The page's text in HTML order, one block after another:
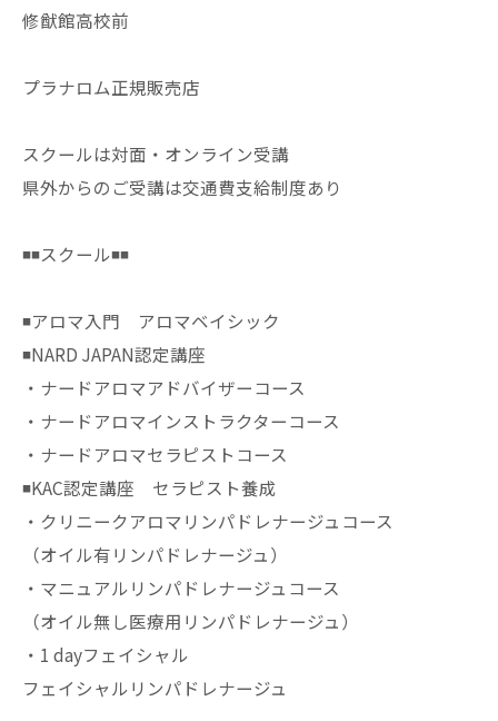
修猷館高校前
プラナロム正規販売店
スクールは対面・オンライン受講
県外からのご受講は交通費支給制度あり
◾️◾️スクール◾️◾️
◾️アロマ入門 アロマベイシック
◾️NARD JAPAN認定講座
・ナードアロマアドバイザーコース
・ナードアロマインストラクターコース
・ナードアロマセラピストコース
◾️KAC認定講座 セラピスト養成
・クリニークアロマリンパドレナージュコース
（オイル有リンパドレナージュ）
・マニュアルリンパドレナージュコース
（オイル無し医療用リンパドレナージュ）
・1 dayフェイシャル
フェイシャルリンパドレナージュ